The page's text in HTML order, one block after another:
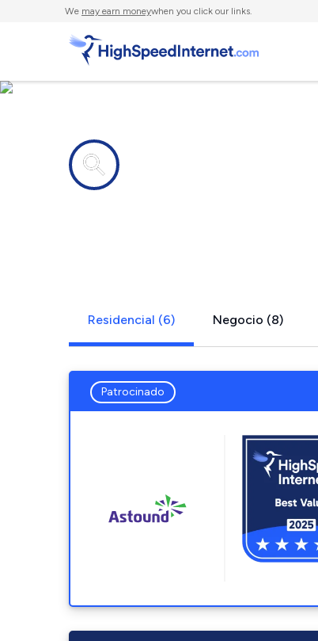
We may earn moneywhen you click our links.
Residencial (6) Negocio (8)
Patrocinado